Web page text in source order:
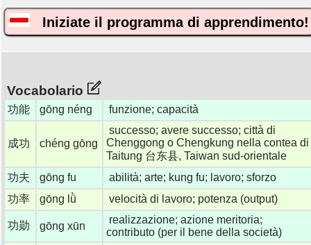
Iniziate il programma di apprendimento!
Vocabolario
功能 gōng néng funzione; capacità
成功 chéng gōng
successo; avere successo; città di
Chenggong o Chengkung nella contea di
Taitung 台东县, Taiwan sud-orientale
功夫
gōng fu
abilità; arte; kung fu; lavoro; sforzo
功率
gōng lǜ velocità di lavoro; potenza (output)
功勋 gōng xūn
realizzazione; azione meritoria;
contributo (per il bene della società)